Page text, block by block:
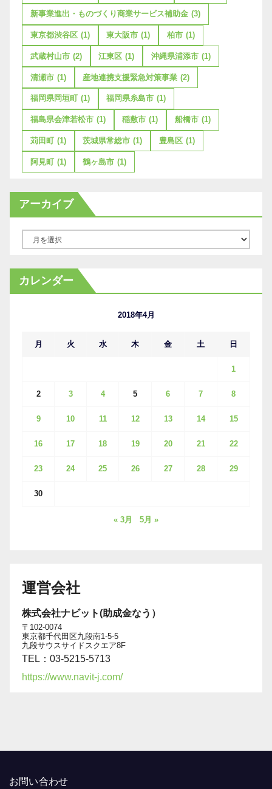
新事業進出・ものづくり商業サービス補助金 (3)
東京都渋谷区 (1) 東大阪市 (1) 柏市 (1)
武蔵村山市 (2) 江東区 (1) 沖縄県浦添市 (1)
清瀬市 (1) 産地連携支援緊急対策事業 (2)
福岡県岡垣町 (1) 福岡県糸島市 (1)
福島県会津若松市 (1) 稲敷市 (1) 船橋市 (1)
苅田町 (1) 茨城県常総市 (1) 豊島区 (1)
阿見町 (1) 鶴ヶ島市 (1)
アーカイブ
カ
イ
カレンダー
2018年4月
月 火 水 木 金 土 日
1
2 3 4 5 6 7 8
9 10 11 12 13 14 15
16 17 18 19 20 21 22
23 24 25 26 27 28 29
30
« 3月 5月 »
運営会社
株式会社ナビット(助成金なう）
〒102-0074
東京都千代田区九段南1-5-5
九段サウスサイドスクエア8F
TEL：03-5215-5713
https://www.navit-j.com/
お問い合わせ